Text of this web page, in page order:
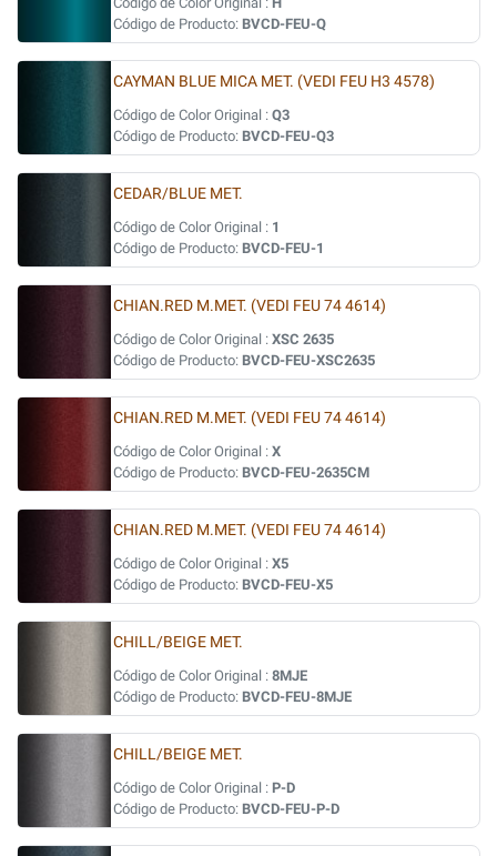
Código de Producto: BVCD-FEU-Q
CAYMAN BLUE MICA MET. (VEDI FEU H3 4578)
Código de Color Original : Q3
Código de Producto: BVCD-FEU-Q3
CEDAR/BLUE MET.
Código de Color Original : 1
Código de Producto: BVCD-FEU-1
CHIAN.RED M.MET. (VEDI FEU 74 4614)
Código de Color Original : XSC 2635
Código de Producto: BVCD-FEU-XSC2635
CHIAN.RED M.MET. (VEDI FEU 74 4614)
Código de Color Original : X
Código de Producto: BVCD-FEU-2635CM
CHIAN.RED M.MET. (VEDI FEU 74 4614)
Código de Color Original : X5
Código de Producto: BVCD-FEU-X5
CHILL/BEIGE MET.
Código de Color Original : 8MJE
Código de Producto: BVCD-FEU-8MJE
CHILL/BEIGE MET.
Código de Color Original : P-D
Código de Producto: BVCD-FEU-P-D